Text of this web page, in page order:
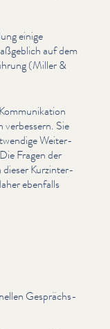
einige
auf dem
(Miller &
verbessern. Sie
Weit­er­
Fragen der
dieser Kurz­in­ter­
ebenfalls
Gesprächs­